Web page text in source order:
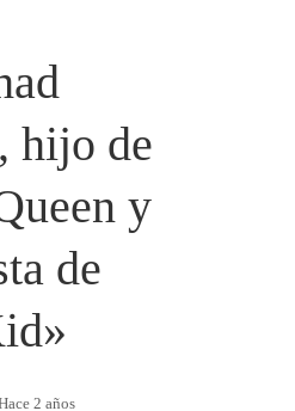
hijo de
y
de
2 años